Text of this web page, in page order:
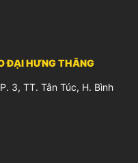
ĐẠI HƯNG THĂNG
3, TT. Tân Túc, H. Bình